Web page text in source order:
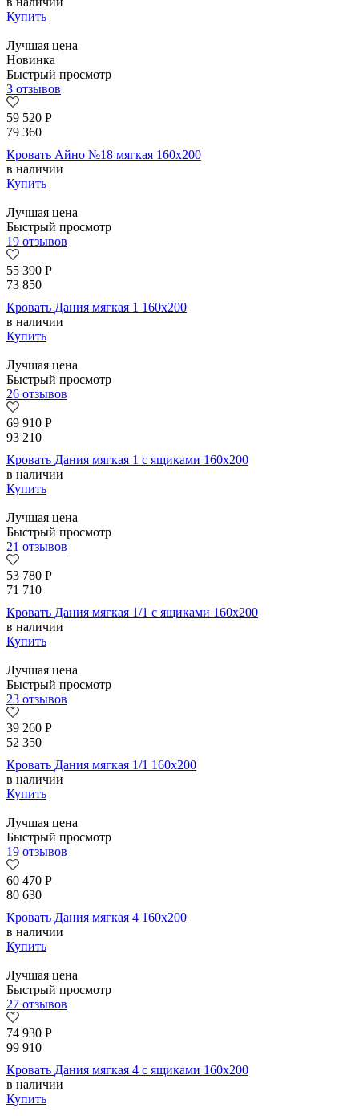
Купить
Лучшая цена
Новинка
Быстрый просмотр
3 отзывов
59 520 Р
79 360
Кровать Айно №18 мягкая 160х200
в наличии
Купить
Лучшая цена
Быстрый просмотр
19 отзывов
55 390 Р
73 850
Кровать Дания мягкая 1 160х200
в наличии
Купить
Лучшая цена
Быстрый просмотр
26 отзывов
69 910 Р
93 210
Кровать Дания мягкая 1 с ящиками 160х200
в наличии
Купить
Лучшая цена
Быстрый просмотр
21 отзывов
53 780 Р
71 710
Кровать Дания мягкая 1/1 с ящиками 160х200
в наличии
Купить
Лучшая цена
Быстрый просмотр
23 отзывов
39 260 Р
52 350
Кровать Дания мягкая 1/1 160х200
в наличии
Купить
Лучшая цена
Быстрый просмотр
19 отзывов
60 470 Р
80 630
Кровать Дания мягкая 4 160х200
в наличии
Купить
Лучшая цена
Быстрый просмотр
27 отзывов
74 930 Р
99 910
Кровать Дания мягкая 4 с ящиками 160х200
в наличии
Купить